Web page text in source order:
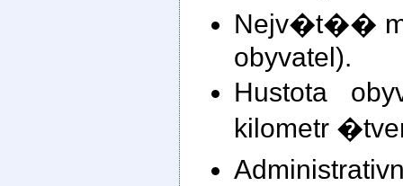
Nejv�t��
obyvatel).
Hustota
kilometr